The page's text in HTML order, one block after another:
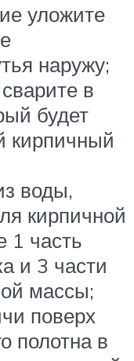
уложите
наружу;
в
будет
кирпичный
воды,
кирпичной
1 часть
и 3 части
массы;
поверх
полотна в